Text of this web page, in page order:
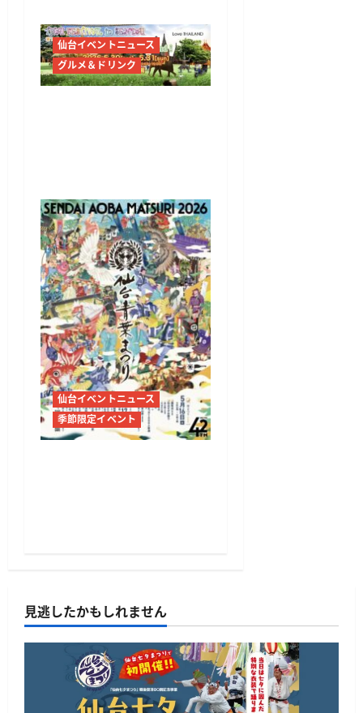
仙台イベントニュース
グルメ＆ドリンク
仙台イベントニュース
季節限定イベント
見逃したかもしれません